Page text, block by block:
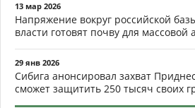
13 мар 2026
Напряжение вокруг российской
власти готовят почву для массовой
29 янв 2026
Сибига анонсировал захват
сможет защитить 250 тысяч своих